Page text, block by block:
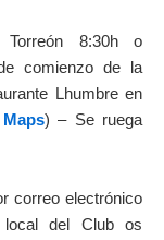
Torreón 8:30h o
comienzo de la
Lhumbre en
) – Se ruega
correo electrónico
del Club os